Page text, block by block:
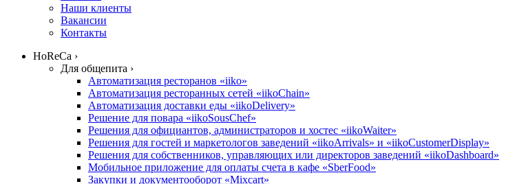
Наши клиенты
Вакансии
Контакты
HoReCa ›
Для общепита ›
Автоматизация ресторанов «iiko»
Автоматизация ресторанных сетей «iikoChain»
Автоматизация доставки еды «iikoDelivery»
Решение для повара «iikoSousChef»
Решения для официантов, администраторов и хостес «iikoWaiter»
Решения для гостей и маркетологов заведений «iikoArrivals» и «iikoCustomerDisplay»
Решения для собственников, управляющих или директоров заведений «iikoDashboard»
Мобильное приложение для оплаты счета в кафе «SberFood»
Закупки и документооборот «Mixcart»